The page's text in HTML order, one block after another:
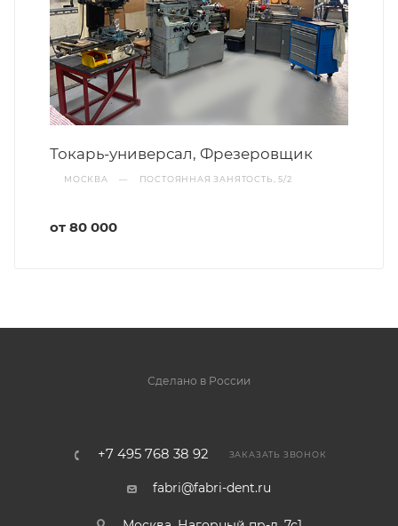
Токарь-универсал, Фрезеровщик
МОСКВА — ПОСТОЯННАЯ ЗАНЯТОСТЬ, 5/2
от 80 000
Сделано в России
+7 495 768 38 92 ЗАКАЗАТЬ ЗВОНОК
fabri@fabri-dent.ru